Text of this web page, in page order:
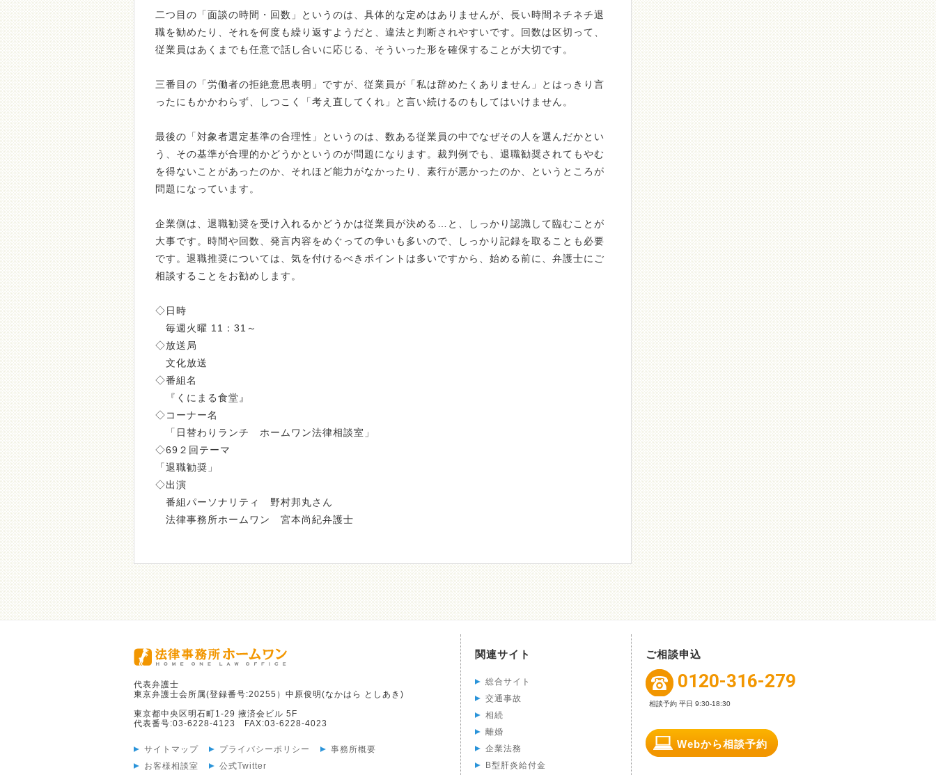
二つ目の「面談の時間・回数」というのは、具体的な定めはありませんが、長い時間ネチネチ退
職を勧めたり、それを何度も繰り返すようだと、違法と判断されやすいです。回数は区切って、
従業員はあくまでも任意で話し合いに応じる、そういった形を確保することが大切です。
三番目の「労働者の拒絶意思表明」ですが、従業員が「私は辞めたくありません」とはっきり言
ったにもかかわらず、しつこく「考え直してくれ」と言い続けるのもしてはいけません。
最後の「対象者選定基準の合理性」というのは、数ある従業員の中でなぜその人を選んだかとい
う、その基準が合理的かどうかというのが問題になります。裁判例でも、退職勧奨されてもやむ
を得ないことがあったのか、それほど能力がなかったり、素行が悪かったのか、というところが
問題になっています。
企業側は、退職勧奨を受け入れるかどうかは従業員が決める…と、しっかり認識して臨むことが
大事です。時間や回数、発言内容をめぐっての争いも多いので、しっかり記録を取ることも必要
です。退職推奨については、気を付けるべきポイントは多いですから、始める前に、弁護士にご
相談することをお勧めします。
◇日時
毎週火曜 11：31～
◇放送局
文化放送
◇番組名
『くにまる食堂』
◇コーナー名
「日替わりランチ ホームワン法律相談室」
◇69２回テーマ
「退職勧奨」
◇出演
番組パーソナリティ 野村邦丸さん
法律事務所ホームワン 宮本尚紀弁護士
代表弁護士
東京弁護士会所属(登録番号:20255）中原俊明(なかはら としあき)
東京都中央区明石町1-29 掖済会ビル 5F
代表番号:03-6228-4123 FAX:03-6228-4023
サイトマップ プライバシーポリシー
事務所概要
お客様相談室
公式Twitter
関連サイト
総合サイト
交通事故
相続
離婚
企業法務
B型肝炎給付金
ご相談申込
0120-316-279
相談予約 平日 9:30-18:30
Webから相談予約